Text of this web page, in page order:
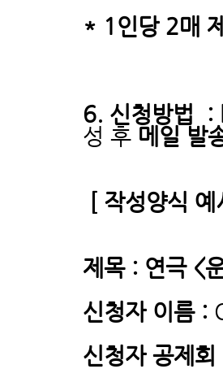
* 1인당 2매
6. 신청방법
성 후 메일 발
[ 작성양식
제목 : 연극 <
신청자 이름 :
신청자 공제